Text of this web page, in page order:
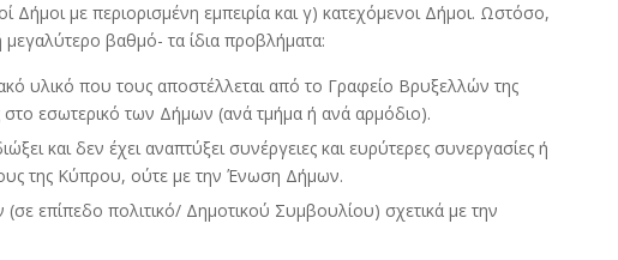
Δήμοι με περιορισμένη εμπειρία και γ) κατεχόμενοι Δήμοι. Ωστόσο,
βαθμό- τα ίδια προβλήματα:
υλικό που τους αποστέλλεται από το Γραφείο Βρυξελλών της
εσωτερικό των Δήμων (ανά τμήμα ή ανά αρμόδιο).
και δεν έχει αναπτύξει συνέργειες και ευρύτερες συνεργασίες ή
της Κύπρου, ούτε με την Ένωση Δήμων.
επίπεδο πολιτικό/ Δημοτικού Συμβουλίου) σχετικά με την